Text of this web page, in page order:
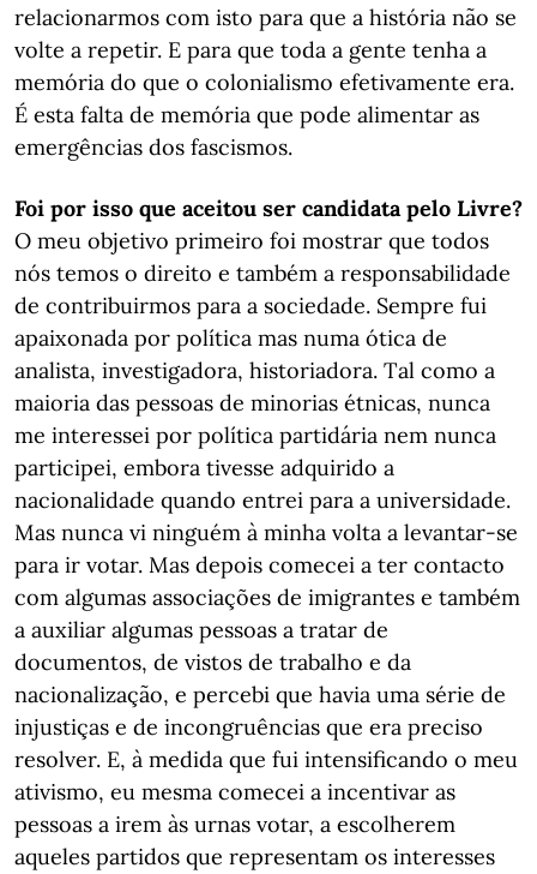
relacionarmos com isto para que a história não se
volte a repetir. E para que toda a gente tenha a
memória do que o colonialismo efetivamente era.
É esta falta de memória que pode alimentar as
emergências dos fascismos.
Foi por isso que aceitou ser candidata pelo Livre?
O meu objetivo primeiro foi mostrar que todos
nós temos o direito e também a responsabilidade
de contribuirmos para a sociedade. Sempre fui
apaixonada por política mas numa ótica de
analista, investigadora, historiadora. Tal como a
maioria das pessoas de minorias étnicas, nunca
me interessei por política partidária nem nunca
participei, embora tivesse adquirido a
nacionalidade quando entrei para a universidade.
Mas nunca vi ninguém à minha volta a levantar-se
para ir votar. Mas depois comecei a ter contacto
com algumas associações de imigrantes e também
a auxiliar algumas pessoas a tratar de
documentos, de vistos de trabalho e da
nacionalização, e percebi que havia uma série de
injustiças e de incongruências que era preciso
resolver. E, à medida que fui intensificando o meu
ativismo, eu mesma comecei a incentivar as
pessoas a irem às urnas votar, a escolherem
aqueles partidos que representam os interesses